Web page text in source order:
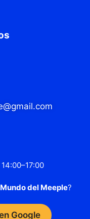
Mundo del Meeple?
Google